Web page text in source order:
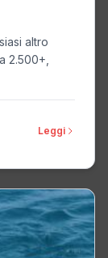
altro
2.500+,
Leggi